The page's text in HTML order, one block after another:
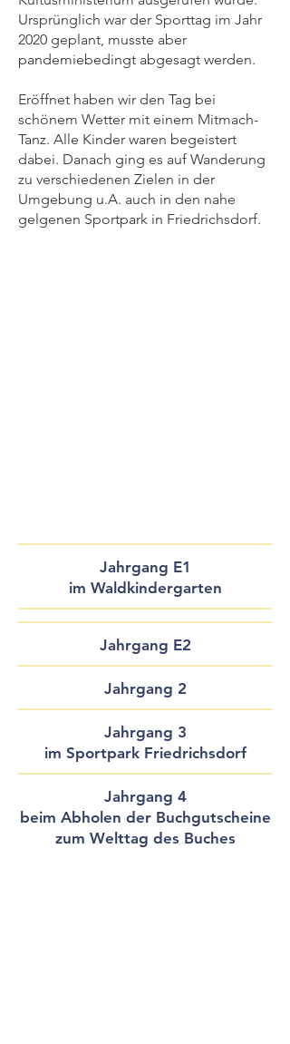
Ursprünglich war der Sporttag im Jahr
2020 geplant, musste aber
pandemiebedingt abgesagt werden.
Eröffnet haben wir den Tag bei
schönem Wetter mit einem Mitmach-
Tanz. Alle Kinder waren begeistert
dabei. Danach ging es auf Wanderung
zu verschiedenen Zielen in der
Umgebung u.A. auch in den nahe
gelgenen Sportpark in Friedrichsdorf.
Jahrgang E1
im Waldkindergarten
Jahrgang E2
Jahrgang 2
Jahrgang 3
im Sportpark Friedrichsdorf
Jahrgang 4
beim Abholen der Buchgutscheine
zum Welttag des Buches